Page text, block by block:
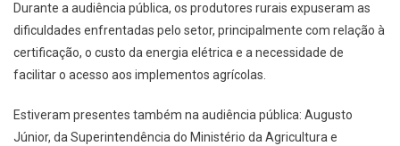
Durante a audiência pública, os produtores rurais expuseram as
dificuldades enfrentadas pelo setor, principalmente com relação à
certificação, o custo da energia elétrica e a necessidade de
facilitar o acesso aos implementos agrícolas.
Estiveram presentes também na audiência pública: Augusto
Júnior, da Superintendência do Ministério da Agricultura e